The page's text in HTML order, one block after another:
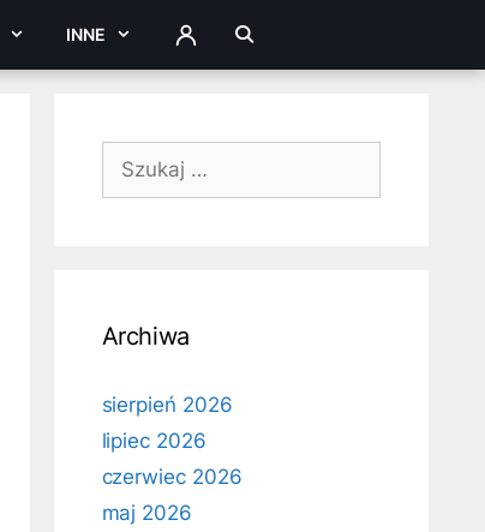
INNE ZALOGUJ
Szukaj:
Archiwa
sierpień 2026
lipiec 2026
czerwiec 2026
maj 2026